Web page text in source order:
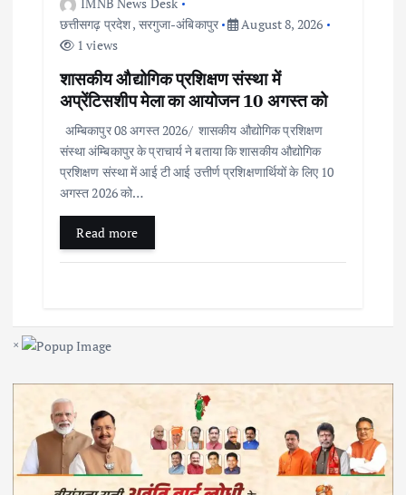
छत्तीसगढ़ प्रदेश, सरगुजा-अंबिकापुर
August 8, 2026
1 views
शासकीय औद्योगिक प्रशिक्षण संस्था में
अप्रेंटिसशीप मेला का आयोजन 10 अगस्त को
अम्बिकापुर 08 अगस्त 2026/ शासकीय औद्योगिक प्रशिक्षण
संस्था अंम्बिकापुर के प्राचार्य ने बताया कि शासकीय औद्योगिक
प्रशिक्षण संस्था में आई टी आई उत्तीर्ण प्रशिक्षणार्थियों के लिए 10
अगस्त 2026 को…
Read more
×